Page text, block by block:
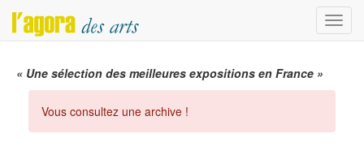
Menu
« Une sélection des meilleures expositions en France »
Vous consultez une archive !